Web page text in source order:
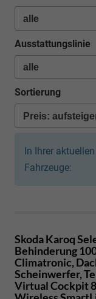
Ausstattungslinie
Sortierung
In Ihrer
Fahrzeuge:
Skoda Karoq
Behinderung
Climatronic,
Scheinwerfer,
Virtual Cockpit